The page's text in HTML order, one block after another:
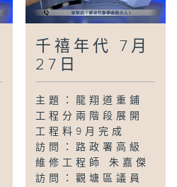
千禧年代 7月
27日
主題：龍翔道重鋪
工程分兩階段展開
工程料9月完成
訪問：路政署高級
維修工程師 朱嘉傑
訪問：觀塘區議員